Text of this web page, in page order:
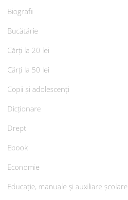
Biografii
Bucătărie
Cărți la 20 lei
Cărți la 50 lei
Copii și adolescenți
Dicționare
Drept
Ebook
Economie
Educație, manuale și auxiliare școlare